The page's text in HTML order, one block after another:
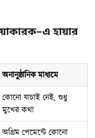
এ হায়ার
অনানুষ্ঠানিক মাধ্যমে
কোনো যাচাই নেই, শুধু
মুখের কথা
অগ্রিম পেমেন্টে কোনো